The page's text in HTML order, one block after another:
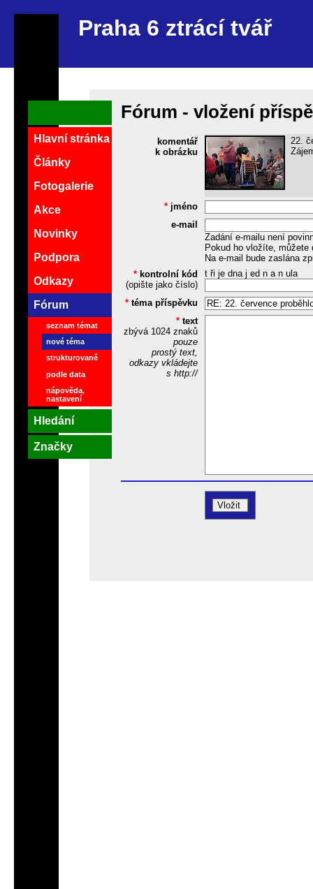
Praha 6 ztrácí tvář
Fórum - vložení
komentář
k obrázku
22.
* jméno
e-mail
Zadání e-mailu není
Pokud ho vložíte,
Na e-mail bude zaslána
* kontrolní kód
(opište jako číslo)
t ři je dna j ed n a n ula
* téma příspěvku
* text
zbývá 1024znaků
pouze
prostý text,
odkazy vkládejte
s http://
Hlavní stránka
Články
Fotogalerie
Akce
Novinky
Podpora
Odkazy
Fórum
seznam témat
nové téma
strukturovaně
podle data
nápověda,
nastavení
Hledání
Značky